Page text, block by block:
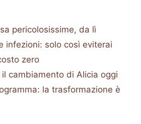
pericolosissime, da lì
infezioni: solo così eviterai
zero
cambiamento di Alicia oggi
la trasformazione è